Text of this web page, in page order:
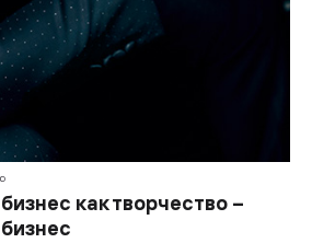
как творчество –